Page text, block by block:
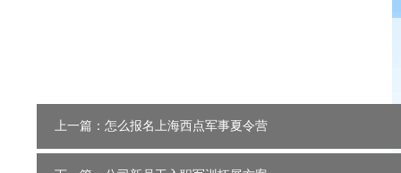
上一篇：怎么报名上海西点军事夏令营